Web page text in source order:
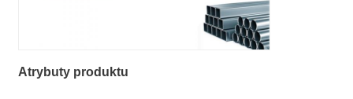
Atrybuty produktu